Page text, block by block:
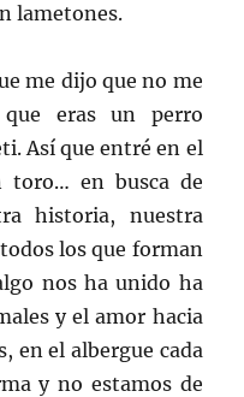
lametones.
me dijo que no me
eras un perro
Así que entré en el
toro… en busca de
historia, nuestra
los que forman
nos ha unido ha
y el amor hacia
en el albergue cada
y no estamos de